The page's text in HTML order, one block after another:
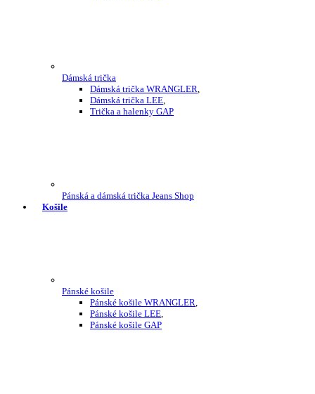
Dámská trička
Dámská trička WRANGLER,
Dámská trička LEE,
Trička a halenky GAP
Pánská a dámská trička Jeans Shop
Košile
Pánské košile
Pánské košile WRANGLER,
Pánské košile LEE,
Pánské košile GAP